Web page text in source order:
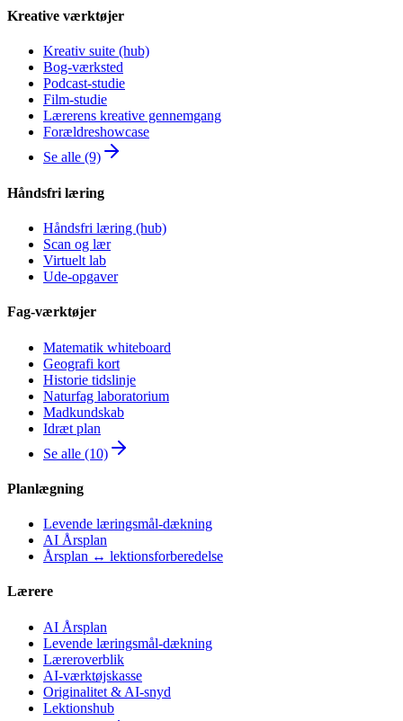
Kreative værktøjer
Kreativ suite (hub)
Bog-værksted
Podcast-studie
Film-studie
Lærerens kreative gennemgang
Forældreshowcase
Se alle (9)
Håndsfri læring
Håndsfri læring (hub)
Scan og lær
Virtuelt lab
Ude-opgaver
Fag-værktøjer
Matematik whiteboard
Geografi kort
Historie tidslinje
Naturfag laboratorium
Madkundskab
Idræt plan
Se alle (10)
Planlægning
Levende læringsmål-dækning
AI Årsplan
Årsplan ↔ lektionsforberedelse
Lærere
AI Årsplan
Levende læringsmål-dækning
Læreroverblik
AI-værktøjskasse
Originalitet & AI-snyd
Lektionshub